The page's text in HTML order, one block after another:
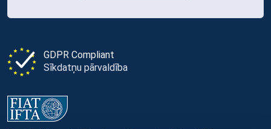
GDPR Compliant
Sīkdatņu pārvaldība